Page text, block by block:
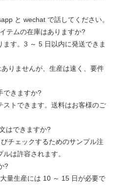
と wechat で話してください。
テムの在庫はありますか?
す。3 ～ 5 日以内に発送できま
りませんが、生産は速く、要件
できますか?
トできます。送料はお客様のご
はできますか?
チェックするためのサンプル注
は許容されます。
?
量生産には 10 ～ 15 日が必要で